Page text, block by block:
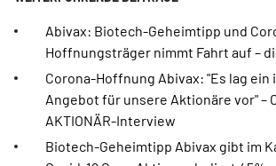
Abivax: Biotech-Geheimtipp und
Hoffnungsträger nimmt Fahrt auf –
Corona-Hoffnung Abivax: "Es lag
Angebot für unsere Aktionäre vor" –
AKTIONÄR-Interview
Biotech-Geheimtipp Abivax gibt im